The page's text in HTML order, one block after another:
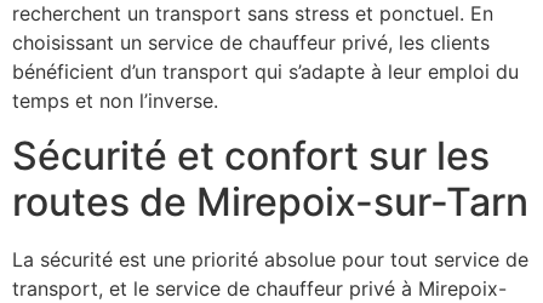
recherchent un transport sans stress et ponctuel. En
choisissant un service de chauffeur privé, les clients
bénéficient d’un transport qui s’adapte à leur emploi du
temps et non l’inverse.
Sécurité et confort sur les
routes de Mirepoix-sur-Tarn
La sécurité est une priorité absolue pour tout service de
transport, et le service de chauffeur privé à Mirepoix-